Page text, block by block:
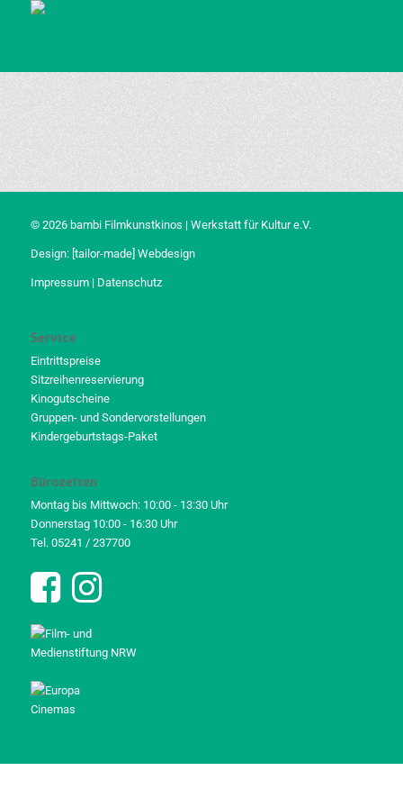
© 2026 bambi Filmkunstkinos | Werkstatt für Kultur e.V.
Design: [tailor-made] Webdesign
Impressum| Datenschutz
Service
Eintrittspreise
Sitzreihenreservierung
Kinogutscheine
Gruppen- und Sondervorstellungen
Kindergeburtstags-Paket
Bürozeiten
Montag bis Mittwoch: 10:00 - 13:30 Uhr
Donnerstag 10:00 - 16:30 Uhr
Tel. 05241 / 237700